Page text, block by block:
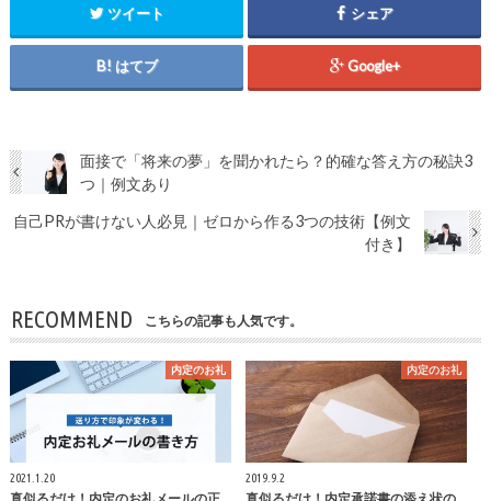
ツイート シェア
はてブ Google+
面接で「将来の夢」を聞かれたら？的確な答え方の秘訣3
つ｜例文あり
自己PRが書けない人必見｜ゼロから作る3つの技術【例文
付き】
RECOMMEND こちらの記事も人気です。
内定のお礼
2021.1.20
内定のお礼
2019.9.2